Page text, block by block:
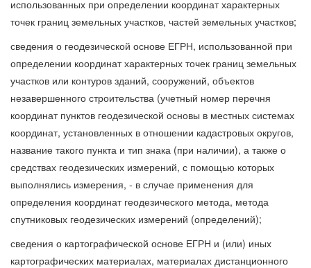
использованных при определении координат характерных
точек границ земельных участков, частей земельных участков;
сведения о геодезической основе ЕГРН, использованной при
определении координат характерных точек границ земельных
участков или контуров зданий, сооружений, объектов
незавершенного строительства (учетный номер перечня
координат пунктов геодезической основы в местных системах
координат, установленных в отношении кадастровых округов,
название такого пункта и тип знака (при наличии), а также о
средствах геодезических измерений, с помощью которых
выполнялись измерения, - в случае применения для
определения координат геодезического метода, метода
спутниковых геодезических измерений (определений);
сведения о картографической основе ЕГРН и (или) иных
картографических материалах, материалах дистанционного